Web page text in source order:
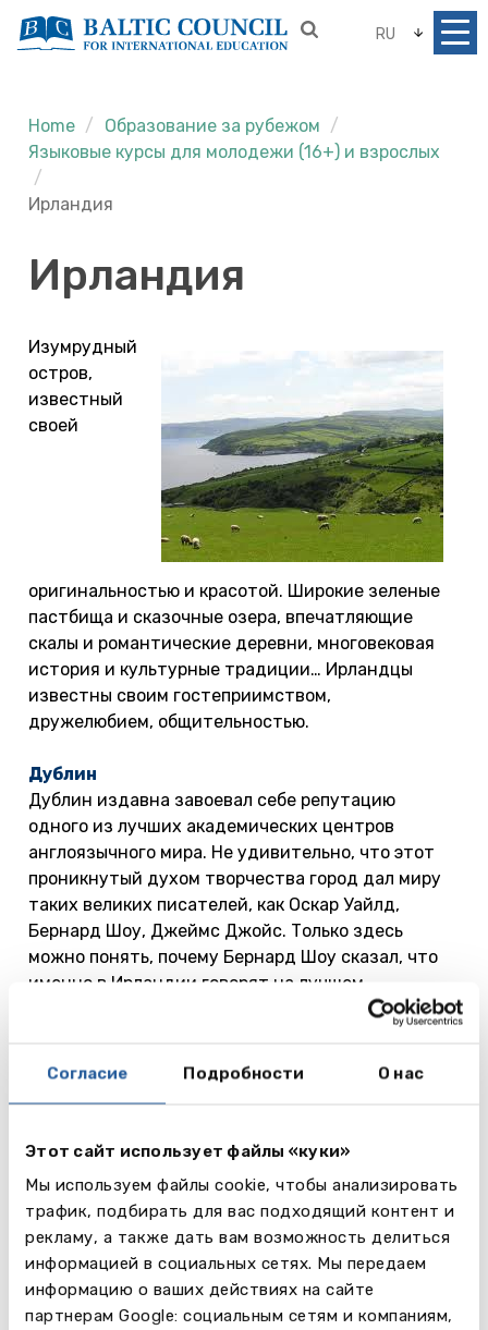
Согласие Подробности О нас
Этот сайт использует файлы «куки»
Мы используем файлы cookie, чтобы анализировать
трафик, подбирать для вас подходящий контент и
рекламу, а также дать вам возможность делиться
информацией в социальных сетях. Мы передаем
информацию о ваших действиях на сайте
партнерам Google: социальным сетям и компаниям,
RU
Home
Образование за рубежом
Языковые курсы для молодежи (16+) и взрослых
Ирландия
Ирландия
Изумрудный
остров,
известный
своей
оригинальностью и красотой. Широкие зеленые
пастбища и сказочные озера, впечатляющие
скалы и романтические деревни, многовековая
история и культурные традиции… Ирландцы
известны своим гостеприимством,
дружелюбием, общительностью.
Дублин
Дублин издавна завоевал себе репутацию
одного из лучших академических центров
англоязычного мира. Не удивительно, что этот
проникнутый духом творчества город дал миру
таких великих писателей, как Оскар Уайлд,
Бернард Шоу, Джеймс Джойс. Только здесь
можно понять, почему Бернард Шоу сказал, что
именно в Ирландии говорят на лучшем
от занятий время к вашим услугам театры, кафе,
торговые центры, спортивные площадки. Не
только поесть, но и послушать народную
ирландскую музыку.
Emerald
Cultural
Institute